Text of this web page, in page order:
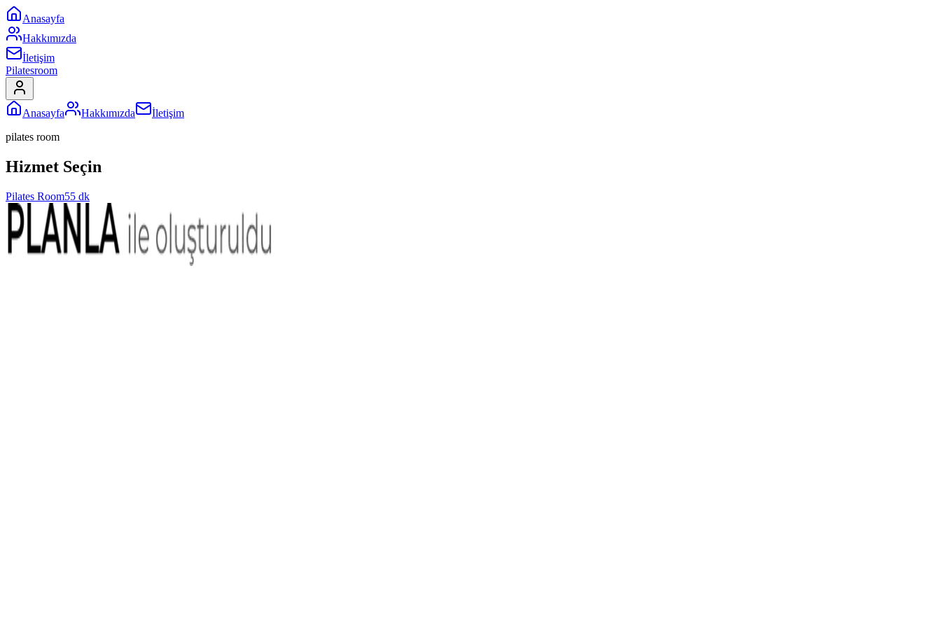
Anasayfa
Hakkımızda
İletişim
Pilatesroom
Anasayfa Hakkımızda
İletişim
pilates room
Hizmet Seçin
Pilates Room55 dk